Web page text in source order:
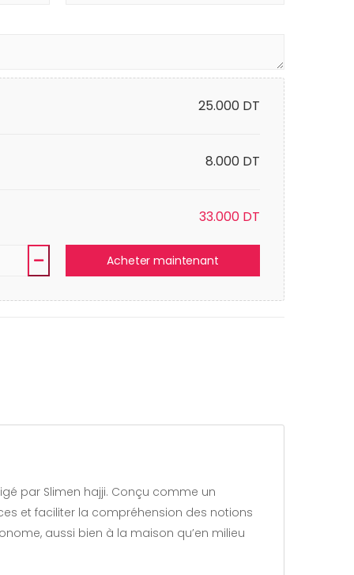
25.000 DT
8.000 DT
33.000 DT
Acheter maintenant
et faciliter la compréhension des notions
aussi bien à la maison qu’en milieu